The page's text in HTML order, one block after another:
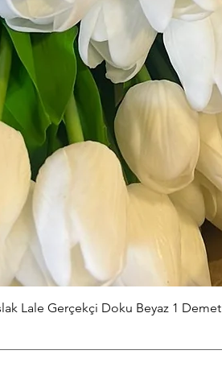
Lale Gerçekçi Doku Beyaz 1 Demet